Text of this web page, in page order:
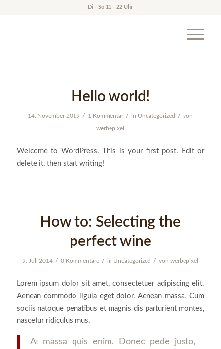
Di - So 11 - 22 Uhr
Hello world!
14. November 2019 / 1 Kommentar / in Uncategorized / von
werbepixel
Welcome to WordPress. This is your first post. Edit or
delete it, then start writing!
How to: Selecting the
perfect wine
9. Juli 2014 / 0 Kommentare / in Uncategorized / vonwerbepixel
Lorem ipsum dolor sit amet, consectetuer adipiscing elit.
Aenean commodo ligula eget dolor. Aenean massa. Cum
sociis natoque penatibus et magnis dis parturient montes,
nascetur ridiculus mus.
At massa quis enim. Donec pede justo,